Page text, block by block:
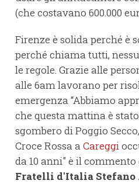
(che costavano 600.000
Firenze è solida perché è
perché chiama tutti,
le regole. Grazie alle
alle 6am lavorano per
emergenza “Abbiamo
che questa mattina è
sgombero di Poggio
Croce Rossa a Careggi
da 10 anni" è il commento
Fratelli d'Italia Stefano